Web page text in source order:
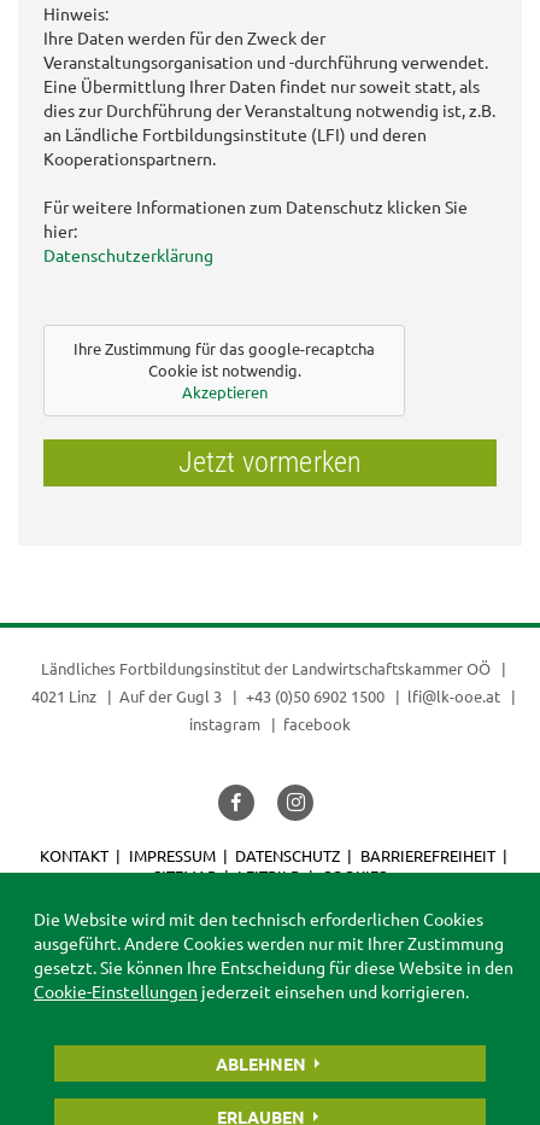
Hinweis:
Ihre Daten werden für den Zweck der
Veranstaltungsorganisation und -durchführung verwendet.
Eine Übermittlung Ihrer Daten findet nur soweit statt, als
dies zur Durchführung der Veranstaltung notwendig ist, z.B.
an Ländliche Fortbildungsinstitute (LFI) und deren
Kooperationspartnern.
Für weitere Informationen zum Datenschutz klicken Sie
hier:
Datenschutzerklärung
Ihre Zustimmung für das google-recaptcha
Cookie ist notwendig.
Akzeptieren
Jetzt vormerken
Ländliches Fortbildungsinstitut der Landwirtschaftskammer OÖ
4021 Linz
Auf der Gugl 3 +43 (0)50 6902 1500
lfi@lk-ooe.at
instagram
facebook
KONTAKT IMPRESSUM DATENSCHUTZ
BARRIEREFREIHEIT
SITEMAP
LEITBILD COOKIES
Die Website wird mit den technisch erforderlichen Cookies
ausgeführt. Andere Cookies werden nur mit Ihrer Zustimmung
gesetzt. Sie können Ihre Entscheidung für diese Website in den
Cookie-Einstellungen jederzeit einsehen und korrigieren.
ABLEHNEN
ERLAUBEN